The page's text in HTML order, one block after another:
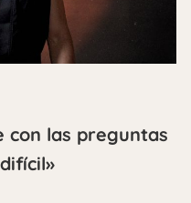
con las preguntas